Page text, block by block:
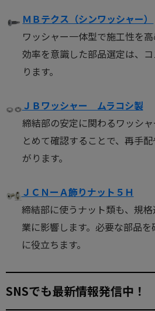
ＭＢテクス（シンワッシャー）
ワッシャー一体型で施工性を
効率を意識した部品選定は、
ります。
ＪＢワッシャー ムラコシ製
締結部の安定に関わるワッシ
とめて確認することで、再手
がります。
ＪＣＮーＡ飾りナット５Ｈ
締結部に使うナット類も、規
業に影響します。必要な部品
に役立ちます。
SNSでも最新情報発信中！